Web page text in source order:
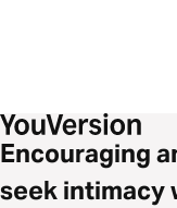
Encouraging
seek intimacy